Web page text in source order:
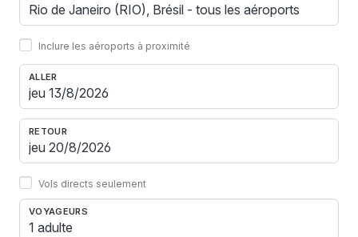
Inclure les aéroports à proximité
ALLER
RETOUR
Vols directs seulement
VOYAGEURS
1 adulte